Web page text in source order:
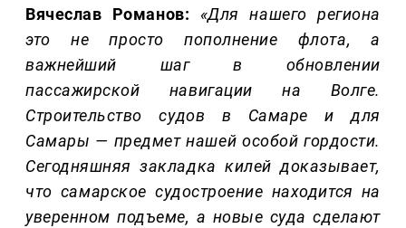
Вячеслав Романов: «Для нашего региона
это не просто пополнение флота, а
важнейший шаг в обновлении
пассажирской навигации на Волге.
Строительство судов в Самаре и для
Самары — предмет нашей особой гордости.
Сегодняшняя закладка килей доказывает,
что самарское судостроение находится на
уверенном подъеме, а новые суда сделают